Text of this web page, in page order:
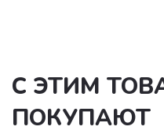
С ЭТИМ
ПОКУПАЮТ